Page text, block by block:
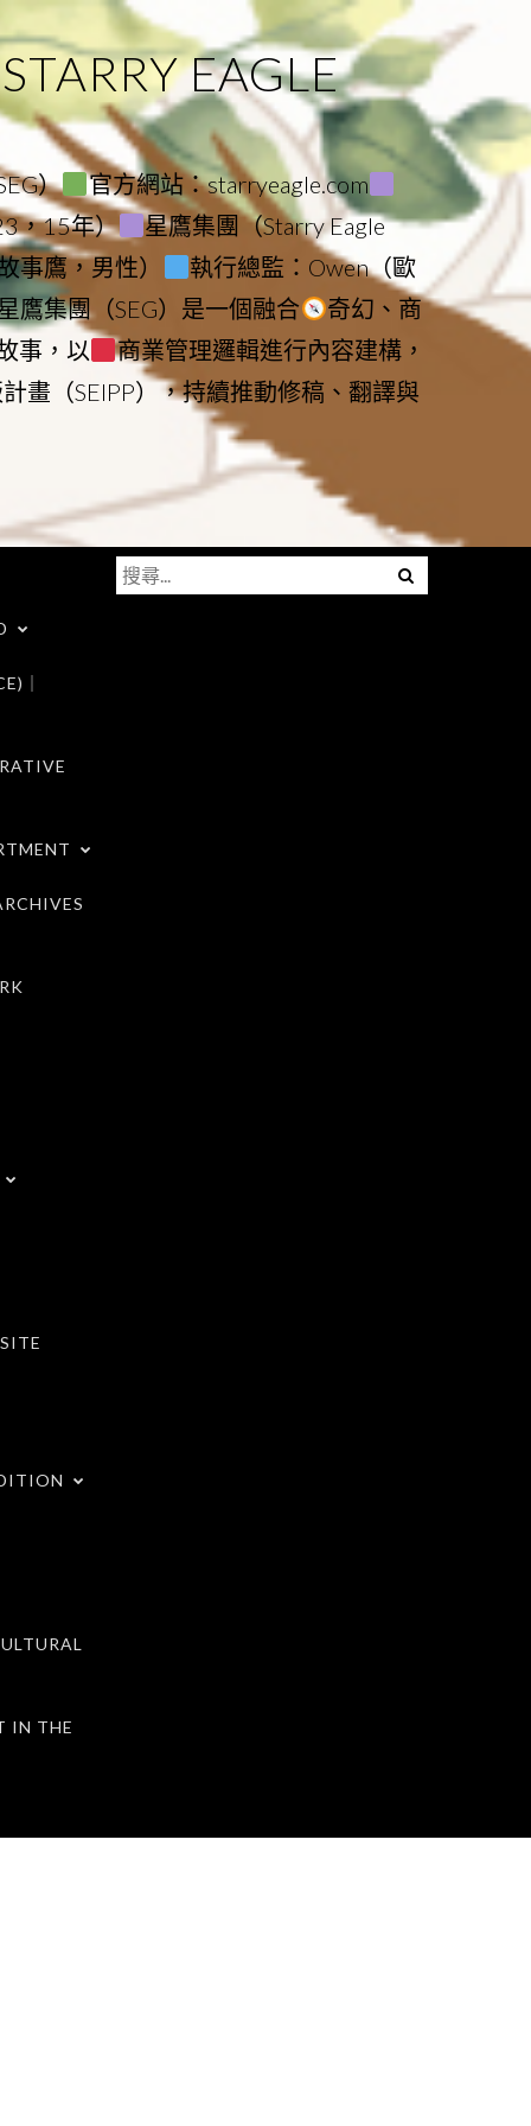
EAGLE
）
官方網站：starryeagle.com
，15年）
星鷹集團（Starry Eagle
事鷹，男性）
執行總監：Owen（歐
鷹集團（SEG）是一個融合
奇幻、商
事，以
商業管理邏輯進行內容建構，
畫（SEIPP），持續推動修稿、翻譯與
｜
IN THE
Menu
搜
尋